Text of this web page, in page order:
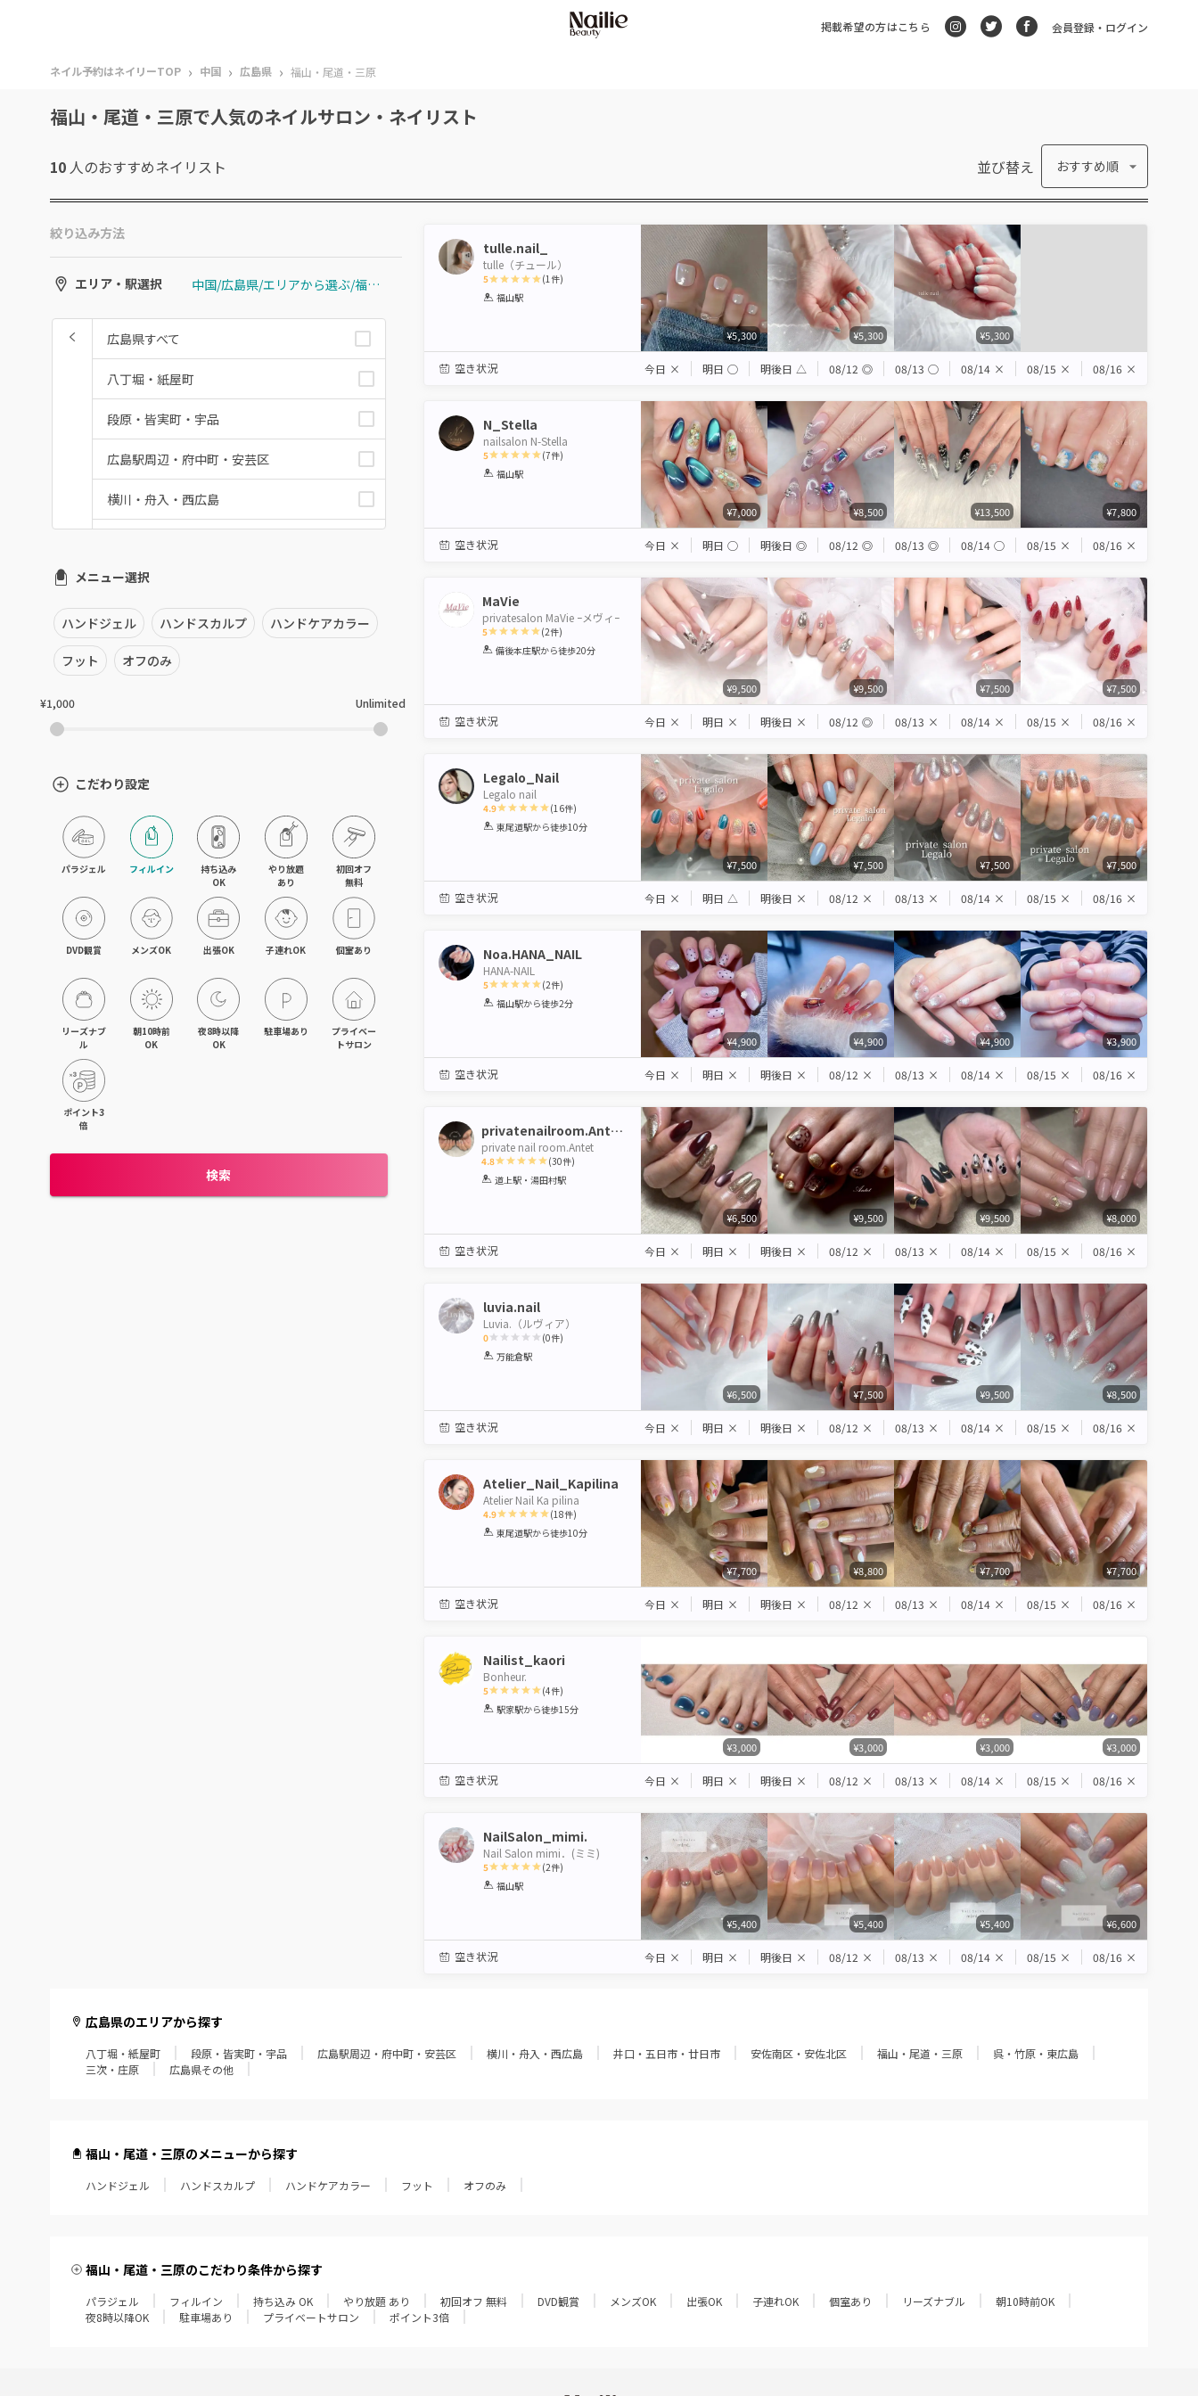
掲載希望の方はこちら 会員登録・ログイン
ネイル予約はネイリーTOP › 中国 › 広島県 › 福山・尾道・三原
福山・尾道・三原で人気のネイルサロン・ネイリスト
10 人のおすすめネイリスト 並び替え おすすめ順
絞り込み方法
エリア・駅選択 中国/広島県/エリアから選ぶ/福山・尾道・三原
広島県すべて
八丁堀・紙屋町
段原・皆実町・宇品
広島駅周辺・府中町・安芸区
横川・舟入・西広島
安佐南区・安佐北区
福山・尾道・三原
呉・竹原・東広島
メニュー選択
ハンドジェル ハンドスカルプ ハンドケアカラー
フット オフのみ
¥1,000 Unlimited
こだわり設定
パラジェル フィルイン
持ち込み
OK
やり放題
あり
初回オフ
無料
DVD観賞 メンズOK 出張OK 子連れOK 個室あり
リーズナブ
ル
朝10時前
OK
夜8時以降
OK
駐車場あり
プライベー
トサロン
ポイント3
倍
検索
tulle.nail_
tulle（チュール）
5
1 2 3 4
(1件)
福山駅
¥5,300 ¥5,300 ¥5,300
空き状況 今日 × 明日 ◯ 明後日 △ 08/12 ◎ 08/13 ◯ 08/14 × 08/15 × 08/16 ×
N_Stella
nailsalon N-Stella
5
1 2 3 4
(7件)
福山駅
¥7,000 ¥8,500 ¥13,500 ¥7,800
空き状況 今日 × 明日 ◯ 明後日 ◎ 08/12 ◎ 08/13 ◎ 08/14 ◯ 08/15 × 08/16 ×
MaVie
privatesalon MaVie ｰメヴィｰ
5
1 2 3 4 5
(2件)
備後本庄駅から徒歩20分
¥9,500 ¥9,500 ¥7,500 ¥7,500
空き状況 今日 × 明日 × 明後日 × 08/12 ◎ 08/13 × 08/14 × 08/15 × 08/16 ×
Legalo_Nail
Legalo nail
4.9
1 2 3 4 5
(16件)
東尾道駅から徒歩10分
¥7,500 ¥7,500 ¥7,500 ¥7,500
空き状況 今日 × 明日 △ 明後日 × 08/12 × 08/13 × 08/14 × 08/15 × 08/16 ×
Noa.HANA_NAIL
HANA-NAIL
5
1 2 3 4 5
(2件)
福山駅から徒歩2分
¥4,900 ¥4,900 ¥4,900 ¥3,900
空き状況 今日 × 明日 × 明後日 × 08/12 × 08/13 × 08/14 × 08/15 × 08/16 ×
privatenailroom.Antet
private nail room.Antet
4.8
1 2 3 4 5
(30件)
道上駅・湯田村駅
¥6,500 ¥9,500 ¥9,500 ¥8,000
空き状況 今日 × 明日 × 明後日 × 08/12 × 08/13 × 08/14 × 08/15 × 08/16 ×
luvia.nail
Luvia.（ルヴィア）
0
1 2 3 4 5
(0件)
万能倉駅
¥6,500 ¥7,500 ¥9,500 ¥8,500
空き状況 今日 × 明日 × 明後日 × 08/12 × 08/13 × 08/14 × 08/15 × 08/16 ×
Atelier_Nail_Kapilina
Atelier Nail Ka pilina
4.9
1 2 3 4 5
(18件)
東尾道駅から徒歩10分
¥7,700 ¥8,800 ¥7,700 ¥7,700
空き状況 今日 × 明日 × 明後日 × 08/12 × 08/13 × 08/14 × 08/15 × 08/16 ×
Nailist_kaori
Bonheur.
5
1 2 3 4 5
(4件)
駅家駅から徒歩15分
¥3,000 ¥3,000 ¥3,000 ¥3,000
空き状況 今日 × 明日 × 明後日 × 08/12 × 08/13 × 08/14 × 08/15 × 08/16 ×
NailSalon_mimi.
Nail Salon mimi．(ミミ)
5
1 2 3 4
(2件)
福山駅
¥5,400 ¥5,400 ¥5,400 ¥6,600
空き状況 今日 × 明日 × 明後日 × 08/12 × 08/13 × 08/14 × 08/15 × 08/16 ×
広島県のエリアから探す
八丁堀・紙屋町 段原・皆実町・宇品 広島駅周辺・府中町・安芸区 横川・舟入・西広島 井口・五日市・廿日市 安佐南区・安佐北区 福山・尾道・三原
呉・竹原・東広島
三次・庄原
広島県その他
福山・尾道・三原のメニューから探す
ハンドジェル ハンドスカルプ ハンドケアカラー フット オフのみ
福山・尾道・三原のこだわり条件から探す
パラジェル フィルイン 持ち込み OK やり放題 あり 初回オフ 無料 DVD観賞 メンズOK 出張OK 子連れOK 個室あり リーズナブル
朝10時前OK
夜8時以降OK
駐車場あり プライベートサロン ポイント3倍